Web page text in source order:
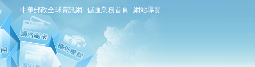
中華郵政全球資訊網 儲匯業務首頁 網站導覽
08/07-115/10/01)